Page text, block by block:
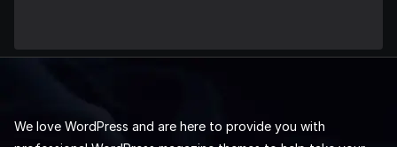
We love WordPress and are here to provide you with